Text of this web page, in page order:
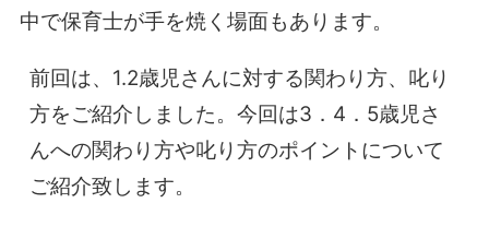
中で保育士が手を焼く場面もあります。
前回は、1.2歳児さんに対する関わり方、叱り
方をご紹介しました。今回は3．4．5歳児さ
んへの関わり方や叱り方のポイントについて
ご紹介致します。